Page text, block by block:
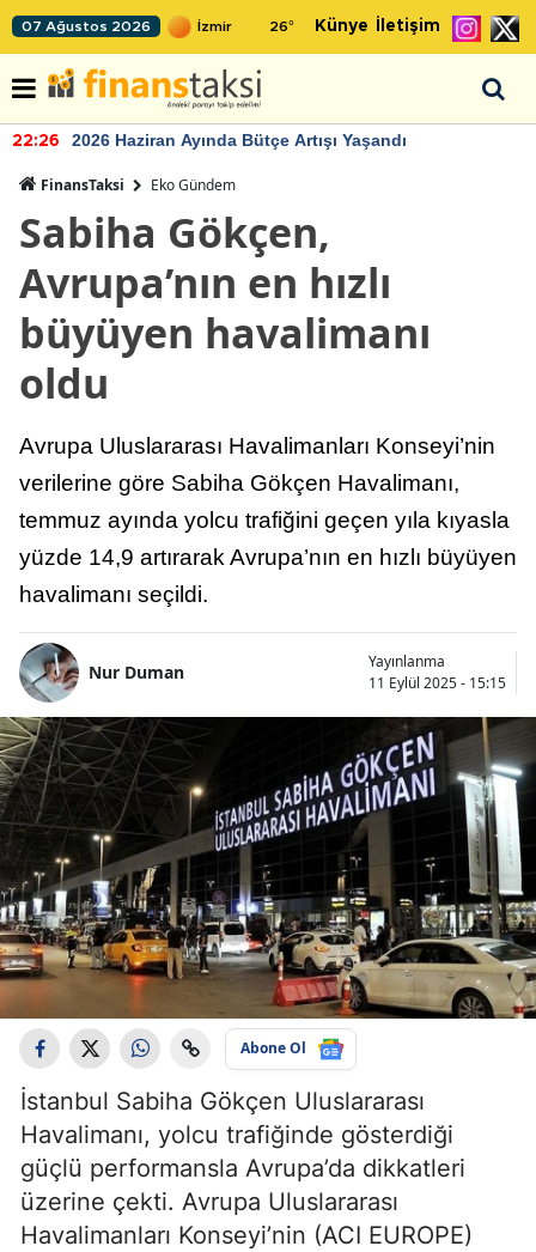
07 Ağustos 2026 26° Künye İletişim
22:26 2026 Haziran Ayında Bütçe Artışı Yaşandı
FinansTaksi Eko Gündem
Sabiha Gökçen,
Avrupa’nın en hızlı
büyüyen havalimanı
oldu
Avrupa Uluslararası Havalimanları Konseyi’nin
verilerine göre Sabiha Gökçen Havalimanı,
temmuz ayında yolcu trafiğini geçen yıla kıyasla
yüzde 14,9 artırarak Avrupa’nın en hızlı büyüyen
havalimanı seçildi.
Nur Duman
Yayınlanma
11 Eylül 2025 - 15:15
Abone Ol
İstanbul Sabiha Gökçen Uluslararası
Havalimanı, yolcu trafiğinde gösterdiği
güçlü performansla Avrupa’da dikkatleri
üzerine çekti. Avrupa Uluslararası
Havalimanları Konseyi’nin (ACI EUROPE)